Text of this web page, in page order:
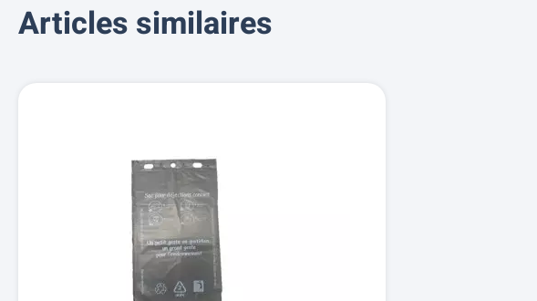
Articles similaires